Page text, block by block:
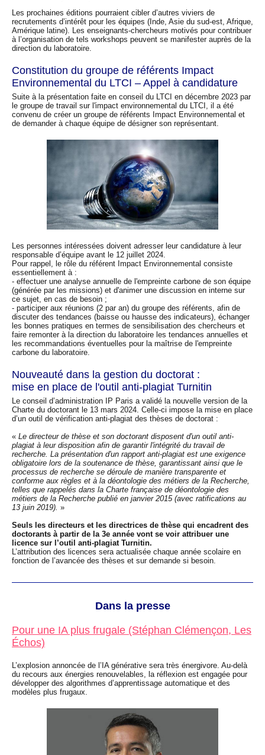
Les prochaines éditions pourraient cibler d’autres viviers de
recrutements d’intérêt pour les équipes (Inde, Asie du sud-est, Afrique,
Amérique latine). Les enseignants-chercheurs motivés pour contribuer
à l’organisation de tels workshops peuvent se manifester auprès de la
direction du laboratoire.
Constitution du groupe de référents Impact
Environnemental du LTCI – Appel à candidature
Suite à la présentation faite en conseil du LTCI en décembre 2023 par
le groupe de travail sur l'impact environnemental du LTCI, il a été
convenu de créer un groupe de référents Impact Environnemental et
de demander à chaque équipe de désigner son représentant.
Les personnes intéressées doivent adresser leur candidature à leur
responsable d’équipe avant le 12 juillet 2024.
Pour rappel, le rôle du référent Impact Environnemental consiste
essentiellement à :
- effectuer une analyse annuelle de l'empreinte carbone de son équipe
(générée par les missions) et d'animer une discussion en interne sur
ce sujet, en cas de besoin ;
- participer aux réunions (2 par an) du groupe des référents, afin de
discuter des tendances (baisse ou hausse des indicateurs), échanger
les bonnes pratiques en termes de sensibilisation des chercheurs et
faire remonter à la direction du laboratoire les tendances annuelles et
les recommandations éventuelles pour la maîtrise de l'empreinte
carbone du laboratoire.
Nouveauté dans la gestion du doctorat :
mise en place de l'outil anti-plagiat Turnitin
Le conseil d’administration IP Paris a validé la nouvelle version de la
Charte du doctorant le 13 mars 2024. Celle-ci impose la mise en place
d’un outil de vérification anti-plagiat des thèses de doctorat :
« Le directeur de thèse et son doctorant disposent d'un outil anti-
plagiat à leur disposition afin de garantir l'intégrité du travail de
recherche. La présentation d'un rapport anti-plagiat est une exigence
obligatoire lors de la soutenance de thèse, garantissant ainsi que le
processus de recherche se déroule de manière transparente et
conforme aux règles et à la déontologie des métiers de la Recherche,
telles que rappelés dans la Charte française de déontologie des
métiers de la Recherche publié en janvier 2015 (avec ratifications au
13 juin 2019). »
Seuls les directeurs et les directrices de thèse qui encadrent des
doctorants à partir de la 3e année vont se voir attribuer une
licence sur l’outil anti-plagiat Turnitin.
L’attribution des licences sera actualisée chaque année scolaire en
fonction de l’avancée des thèses et sur demande si besoin.
Dans la presse
Pour une IA plus frugale (Stéphan Clémençon, Les
Échos)
L’explosion annoncée de l’IA générative sera très énergivore. Au-delà
du recours aux énergies renouvelables, la réflexion est engagée pour
développer des algorithmes d’apprentissage automatique et des
modèles plus frugaux.